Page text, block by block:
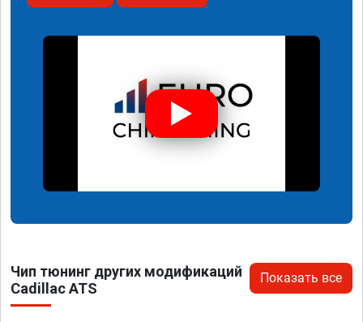
Чип тюнинг других модификаций
Cadillac ATS
Показать все